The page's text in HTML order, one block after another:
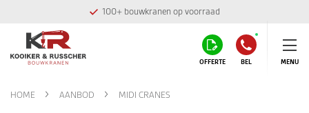
100+ bouwkranen op voorraad
OFFERTE BEL MENU
HOME AANBOD MIDI CRANES